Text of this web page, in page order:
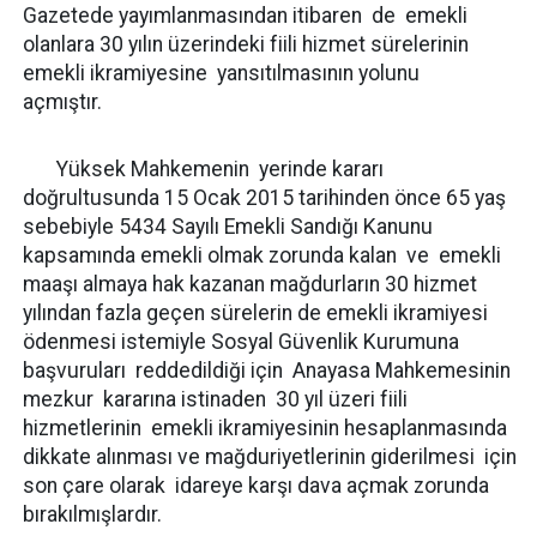
Gazetede yayımlanmasından itibaren de emekli
olanlara 30 yılın üzerindeki fiili hizmet sürelerinin
emekli ikramiyesine yansıtılmasının yolunu
açmıştır.
Yüksek Mahkemenin yerinde kararı
doğrultusunda 15 Ocak 2015 tarihinden önce 65 yaş
sebebiyle 5434 Sayılı Emekli Sandığı Kanunu
kapsamında emekli olmak zorunda kalan ve emekli
maaşı almaya hak kazanan mağdurların 30 hizmet
yılından fazla geçen sürelerin de emekli ikramiyesi
ödenmesi istemiyle Sosyal Güvenlik Kurumuna
başvuruları reddedildiği için Anayasa Mahkemesinin
mezkur kararına istinaden 30 yıl üzeri fiili
hizmetlerinin emekli ikramiyesinin hesaplanmasında
dikkate alınması ve mağduriyetlerinin giderilmesi için
son çare olarak idareye karşı dava açmak zorunda
bırakılmışlardır.